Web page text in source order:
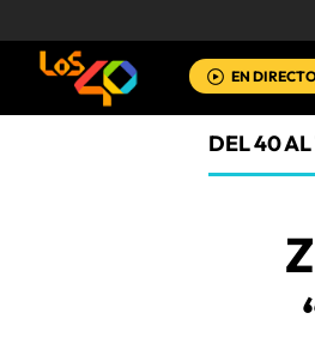
EN
DEL 40 AL